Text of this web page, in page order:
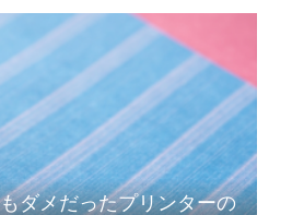
ダメだったプリンターの